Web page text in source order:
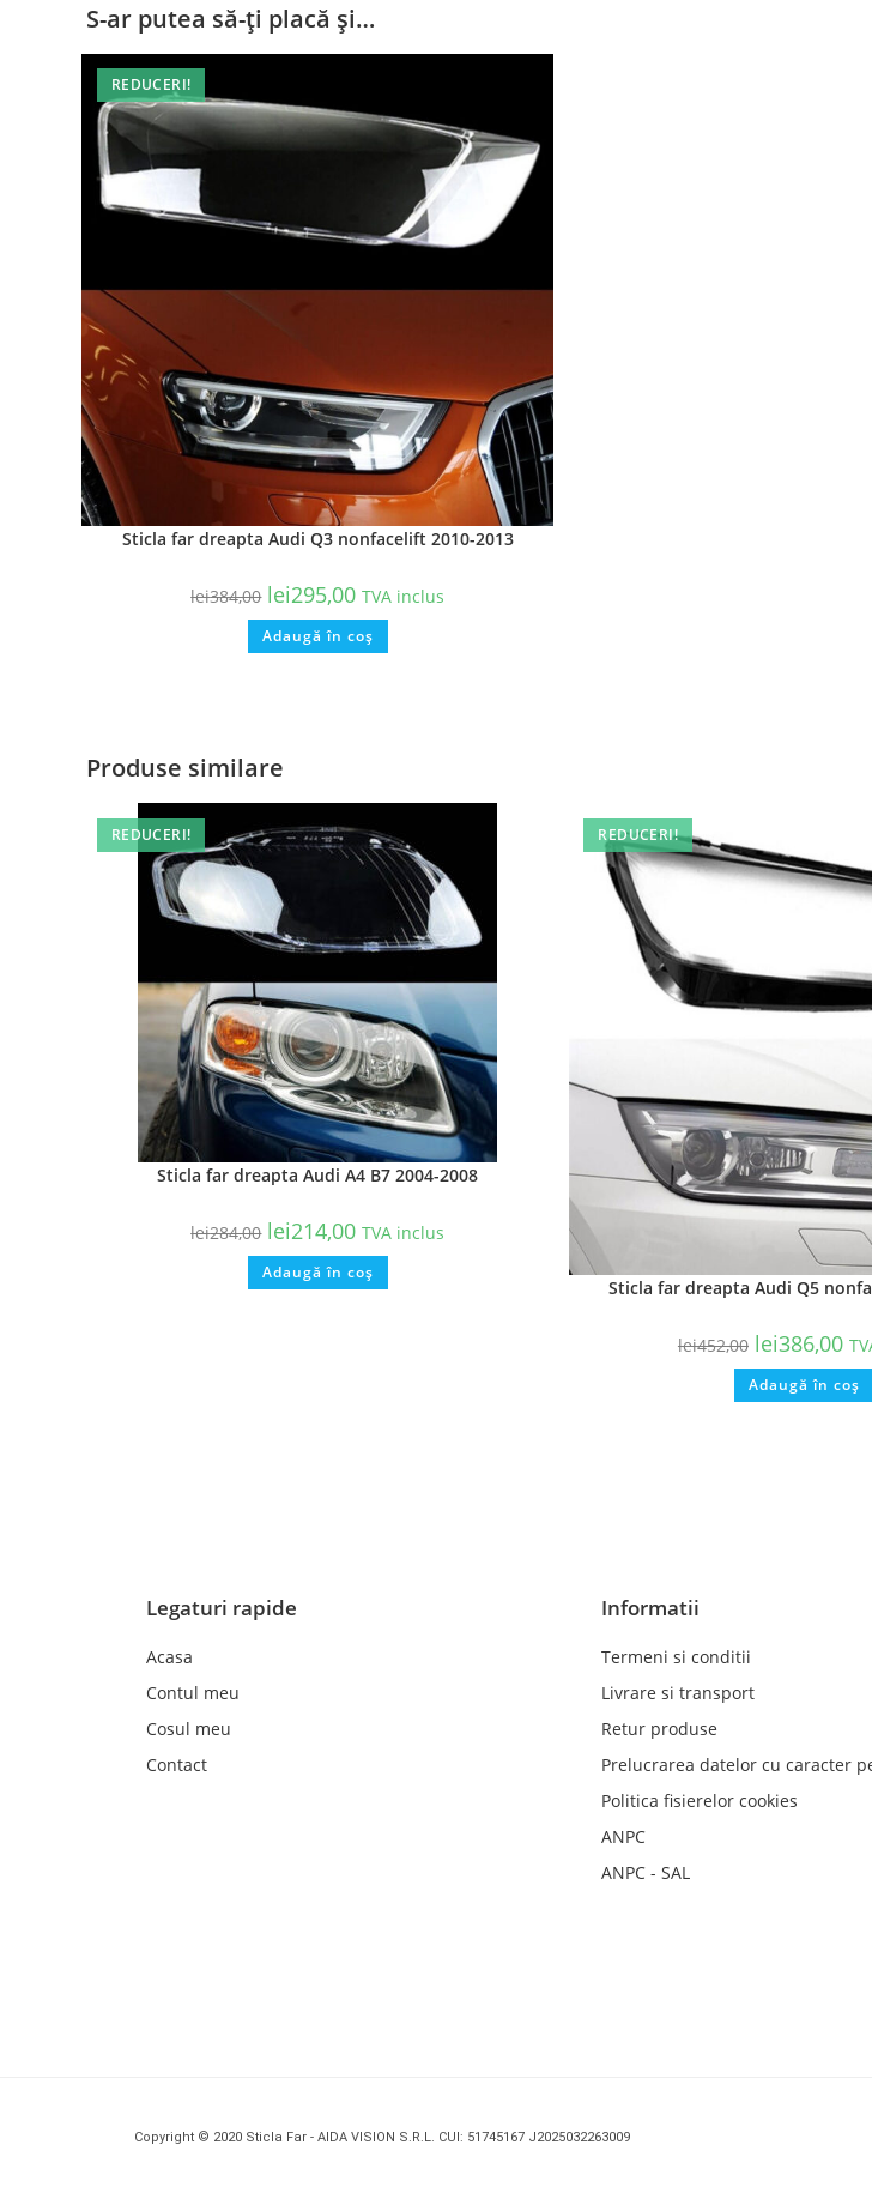
S-ar putea să-ți placă și…
REDUCERI!
Sticla far dreapta Audi Q3 nonfacelift 2010-2013
lei384,00 lei295,00 TVA inclus
Adaugă în coș
Produse similare
REDUCERI!
Sticla far dreapta Audi A4 B7 2004-2008
lei284,00 lei214,00 TVA inclus
Adaugă în coș
REDUCERI!
Sticla far dreapta Audi Q5
lei452,00 lei386,00
Adaugă în coș
Legaturi rapide
Acasa
Contul meu
Cosul meu
Contact
Informatii
Termeni si conditii
Livrare si transport
Retur produse
Prelucrarea datelor cu caracter
Politica fisierelor cookies
ANPC
ANPC - SAL
Copyright © 2020 Sticla Far - AIDA VISION S.R.L. CUI: 51745167 J2025032263009